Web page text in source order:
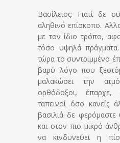
Βασίλειος: Γιατί δε
αληθινό επίσκοπο.
με τον ίδιο τρόπο,
τόσο υψηλά
τώρα το συντριμμένο
βαρύ λόγο που
μαλακώσει την
ορθόδοξοι, έπαρχε,
ταπεινοί όσο κανείς
βασιλιά δε φερόμαστε
και στον πιο μικρό
να κινδυνεύει η